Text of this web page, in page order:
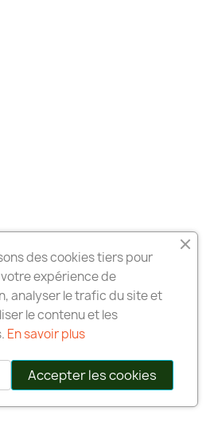
des cookies tiers pour
expérience de
analyser le trafic du site et
le contenu et les
En savoir plus
Accepter les cookies